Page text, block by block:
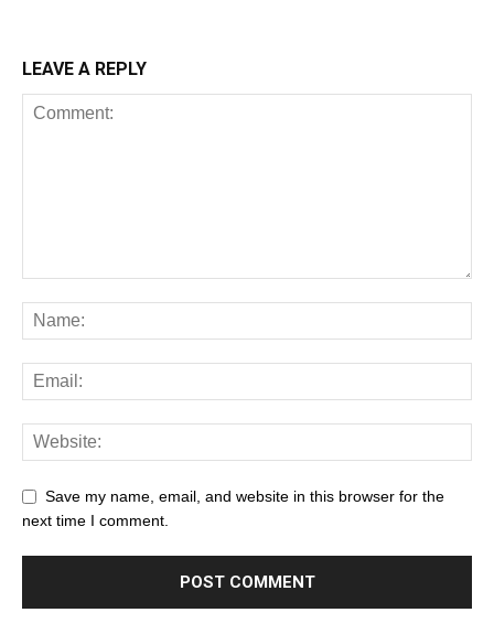
LEAVE A REPLY
Save my name, email, and website in this browser for the
next time I comment.